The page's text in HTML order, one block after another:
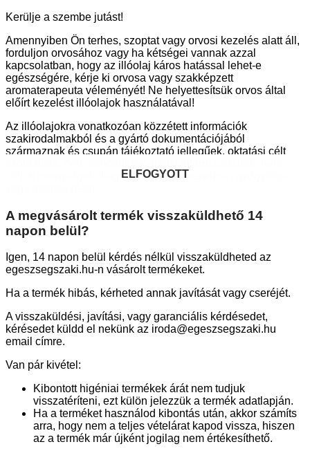
Kerülje a szembe jutást!
Amennyiben Ön terhes, szoptat vagy orvosi kezelés alatt áll,
forduljon orvosához vagy ha kétségei vannak azzal
kapcsolatban, hogy az illóolaj káros hatással lehet-e
egészségére, kérje ki orvosa vagy szakképzett
aromaterapeuta véleményét! Ne helyettesítsük orvos által
előírt kezelést illóolajok használatával!
Az illóolajokra vonatkozóan közzétett információk
szakirodalmakból és a gyártó dokumentációjából
származnak és csupán tájékoztató jellegűek, oktatási célt
céljuk betegségek diagnosztizálása, kezelése, gyógyítása
A megvásárolt termék visszaküldhető 14
napon belül?
Igen, 14 napon belül kérdés nélkül visszaküldheted az
egeszsegszaki.hu-n vásárolt termékeket.
Ha a termék hibás, kérheted annak javítását vagy cseréjét.
A visszaküldési, javítási, vagy garanciális kérdésedet,
kérésedet küldd el nekünk az iroda@egeszsegszaki.hu
email címre.
Van pár kivétel:
Kibontott higéniai termékek árát nem tudjuk
visszatéríteni, ezt külön jelezzük a termék adatlapján.
Ha a terméket használod kibontás után, akkor számíts
arra, hogy nem a teljes vételárat kapod vissza, hiszen
az a termék már újként jogilag nem értékesíthető.
ELFOGYOTT
ELFOGYOTT
ELFOGYOTT